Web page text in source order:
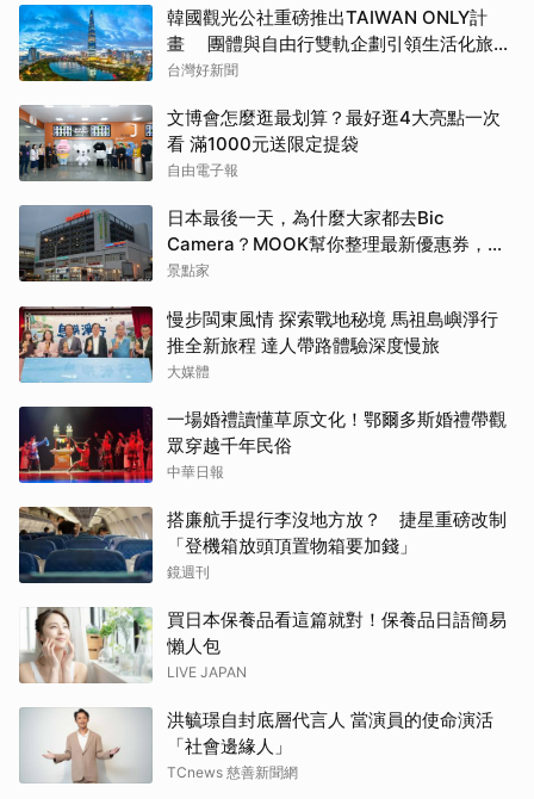
韓國觀光公社重磅推出TAIWAN ONLY計
畫 團體與自由行雙軌企劃引領生活化旅遊
新風潮
台灣好新聞
文博會怎麼逛最划算？最好逛4大亮點一次
看 滿1000元送限定提袋
自由電子報
日本最後一天，為什麼大家都去Bic
Camera？MOOK幫你整理最新優惠券，行
前趕快存手機，結帳直接用，最高省10%
景點家
慢步閩東風情 探索戰地秘境 馬祖島嶼淨行
推全新旅程 達人帶路體驗深度慢旅
大媒體
一場婚禮讀懂草原文化！鄂爾多斯婚禮帶觀
眾穿越千年民俗
中華日報
搭廉航手提行李沒地方放？ 捷星重磅改制
「登機箱放頭頂置物箱要加錢」
鏡週刊
買日本保養品看這篇就對！保養品日語簡易
懶人包
LIVE JAPAN
洪毓璟自封底層代言人 當演員的使命演活
「社會邊緣人」
TCnews 慈善新聞網